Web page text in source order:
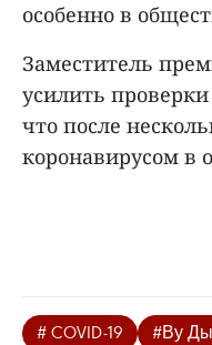
особенно в
Заместитель
усилить
что после
коронавирусом в
# COVID-19 #Ву